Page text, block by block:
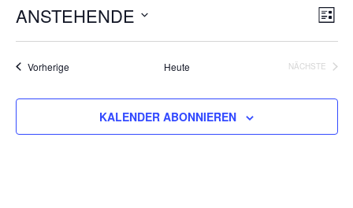
LISTE
ANSTEHENDE
Datum
wählen.
VorherigeVeranstaltungen Heute
NÄCHSTE
KALENDER ABONNIEREN